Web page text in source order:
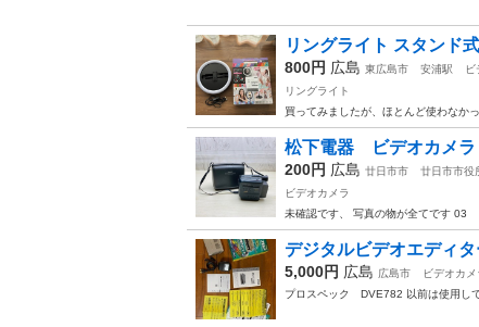
リングライト スタンド
800円 広島 東広島市 安浦駅
リングライト
買ってみましたが、ほとんど使わなか
松下電器 ビデオカメ
200円 広島 廿日市市 廿日市市役
ビデオカメラ
未確認です、 写真の物が全てです 03
デジタルビデオエディ
5,000円 広島 広島市
ビデオカ
プロスペック DVE782 以前は使用し